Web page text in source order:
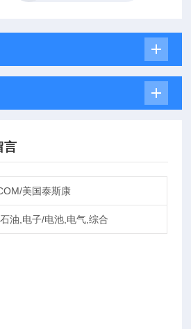
言
美国泰斯康
油,电子/电池,电气,综合